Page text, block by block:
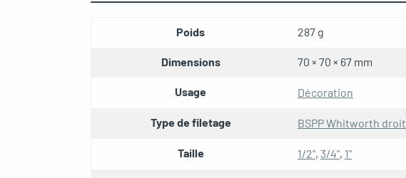
Poids 287 g
Dimensions 70 × 70 × 67 mm
Usage Décoration
Type de filetage BSPP Whitworth droit
Taille 1/2", 3/4", 1"